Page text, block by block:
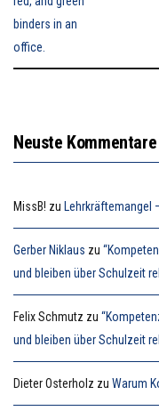
Neuste Kommentare
MissB! zu Lehrkräftemangel
Gerber Niklaus zu
und bleiben über Schulzeit
Felix Schmutz zu
und bleiben über Schulzeit
Dieter Osterholz zu Warum